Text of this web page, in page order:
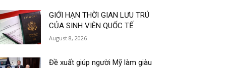
GIỚI HẠN THỜI GIAN LƯU TRÚ
CỦA SINH VIÊN QUỐC TẾ
August 8, 2026
Đề xuất giúp người Mỹ làm giàu